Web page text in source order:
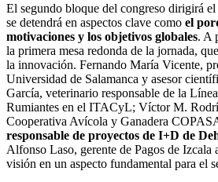
El segundo bloque del congreso dirigirá
se detendrá en aspectos clave como el
motivaciones y los objetivos globales. A
la primera mesa redonda de la jornada,
la innovación. Fernando María Vicente,
Universidad de Salamanca y asesor
García, veterinario responsable de la
Rumiantes en el ITACyL; Víctor M.
Cooperativa Avícola y Ganadera
responsable de proyectos de I+D de
Alfonso Laso, gerente de Pagos de Izcala
visión en un aspecto fundamental para el